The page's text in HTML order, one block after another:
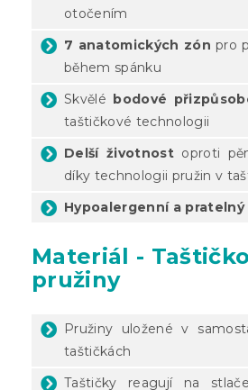
otočením
7 anatomických zón pro
během spánku
Skvělé bodové
taštičkové technologii
Delší životnost oproti
díky technologii pružin v
Hypoalergenní a
Materiál -
pružiny
Pružiny uložené v
taštičkách
Taštičky reagují na